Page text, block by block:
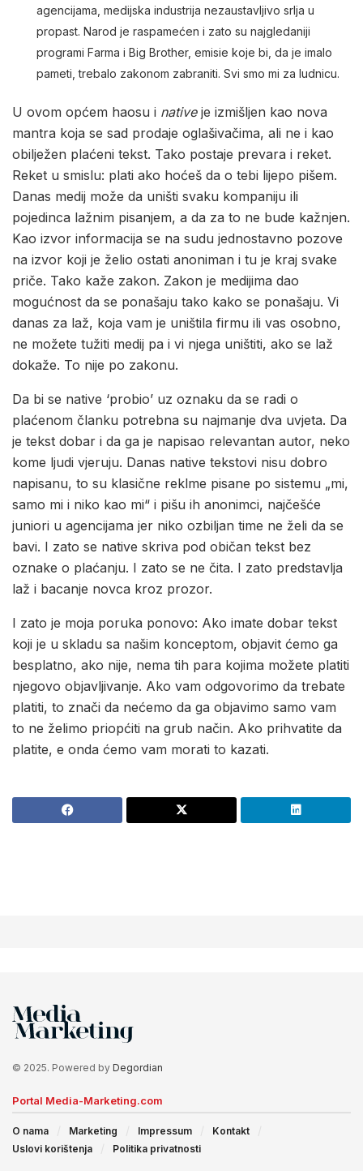
agencijama, medijska industrija nezaustavljivo srlja u
propast. Narod je raspamećen i zato su najgledaniji
programi Farma i Big Brother, emisie koje bi, da je imalo
pameti, trebalo zakonom zabraniti. Svi smo mi za ludnicu.
U ovom općem haosu i nativeje izmišljen kao nova
mantra koja se sad prodaje oglašivačima, ali ne i kao
obilježen plaćeni tekst. Tako postaje prevara i reket.
Reket u smislu: plati ako hoćeš da o tebi lijepo pišem.
Danas medij može da uništi svaku kompaniju ili
pojedinca lažnim pisanjem, a da za to ne bude kažnjen.
Kao izvor informacija se na sudu jednostavno pozove
na izvor koji je želio ostati anoniman i tu je kraj svake
priče. Tako kaže zakon. Zakon je medijima dao
mogućnost da se ponašaju tako kako se ponašaju. Vi
danas za laž, koja vam je uništila firmu ili vas osobno,
ne možete tužiti medij pa i vi njega uništiti, ako se laž
dokaže. To nije po zakonu.
Da bi se native ‘probio’ uz oznaku da se radi o
plaćenom članku potrebna su najmanje dva uvjeta. Da
je tekst dobar i da ga je napisao relevantan autor, neko
kome ljudi vjeruju. Danas native tekstovi nisu dobro
napisanu, to su klasične reklme pisane po sistemu „mi,
samo mi i niko kao mi“ i pišu ih anonimci, najčešće
juniori u agencijama jer niko ozbiljan time ne želi da se
bavi. I zato se native skriva pod običan tekst bez
oznake o plaćanju. I zato se ne čita. I zato predstavlja
laž i bacanje novca kroz prozor.
I zato je moja poruka ponovo: Ako imate dobar tekst
koji je u skladu sa našim konceptom, objavit ćemo ga
besplatno, ako nije, nema tih para kojima možete platiti
njegovo objavljivanje. Ako vam odgovorimo da trebate
platiti, to znači da nećemo da ga objavimo samo vam
to ne želimo priopćiti na grub način. Ako prihvatite da
platite, e onda ćemo vam morati to kazati.
© 2025. Powered by Degordian
Portal Media-Marketing.com
O nama Marketing Impressum
Kontakt
Uslovi korištenja
Politika privatnosti